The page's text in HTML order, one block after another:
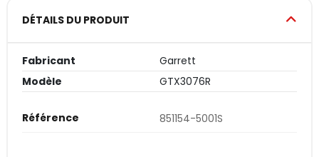
DÉTAILS DU PRODUIT
Fabricant
Garrett
Modèle
GTX3076R
Référence 851154-5001S